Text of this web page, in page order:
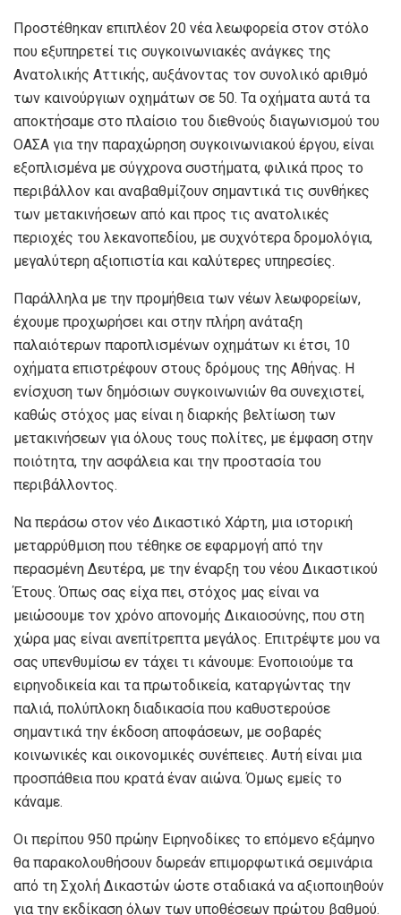
Προστέθηκαν επιπλέον 20 νέα λεωφορεία στον στόλο
που εξυπηρετεί τις συγκοινωνιακές ανάγκες της
Ανατολικής Αττικής, αυξάνοντας τον συνολικό αριθμό
των καινούργιων οχημάτων σε 50. Τα οχήματα αυτά τα
αποκτήσαμε στο πλαίσιο του διεθνούς διαγωνισμού του
ΟΑΣΑ για την παραχώρηση συγκοινωνιακού έργου, είναι
εξοπλισμένα με σύγχρονα συστήματα, φιλικά προς το
περιβάλλον και αναβαθμίζουν σημαντικά τις συνθήκες
των μετακινήσεων από και προς τις ανατολικές
περιοχές του λεκανοπεδίου, με συχνότερα δρομολόγια,
μεγαλύτερη αξιοπιστία και καλύτερες υπηρεσίες.
Παράλληλα με την προμήθεια των νέων λεωφορείων,
έχουμε προχωρήσει και στην πλήρη ανάταξη
παλαιότερων παροπλισμένων οχημάτων κι έτσι, 10
οχήματα επιστρέφουν στους δρόμους της Αθήνας. Η
ενίσχυση των δημόσιων συγκοινωνιών θα συνεχιστεί,
καθώς στόχος μας είναι η διαρκής βελτίωση των
μετακινήσεων για όλους τους πολίτες, με έμφαση στην
ποιότητα, την ασφάλεια και την προστασία του
περιβάλλοντος.
Να περάσω στον νέο Δικαστικό Χάρτη, μια ιστορική
μεταρρύθμιση που τέθηκε σε εφαρμογή από την
περασμένη Δευτέρα, με την έναρξη του νέου Δικαστικού
Έτους. Όπως σας είχα πει, στόχος μας είναι να
μειώσουμε τον χρόνο απονομής Δικαιοσύνης, που στη
χώρα μας είναι ανεπίτρεπτα μεγάλος. Επιτρέψτε μου να
σας υπενθυμίσω εν τάχει τι κάνουμε: Ενοποιούμε τα
ειρηνοδικεία και τα πρωτοδικεία, καταργώντας την
παλιά, πολύπλοκη διαδικασία που καθυστερούσε
σημαντικά την έκδοση αποφάσεων, με σοβαρές
κοινωνικές και οικονομικές συνέπειες. Αυτή είναι μια
προσπάθεια που κρατά έναν αιώνα. Όμως εμείς το
κάναμε.
Οι περίπου 950 πρώην Ειρηνοδίκες το επόμενο εξάμηνο
θα παρακολουθήσουν δωρεάν επιμορφωτικά σεμινάρια
από τη Σχολή Δικαστών ώστε σταδιακά να αξιοποιηθούν
για την εκδίκαση όλων των υποθέσεων πρώτου βαθμού.